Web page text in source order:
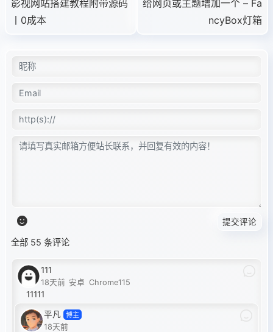
影视网站搭建教程附带源码
丨0成本
给网页或主题增加一个 – Fa
ncyBox灯箱
提交评论
全部 55 条评论
111
18天前 安卓 Chrome115
11111
平凡 博主
18天前